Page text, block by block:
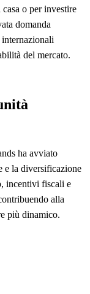
o per investire
domanda
internazionali
del mercato.
ha avviato
e la diversificazione
incentivi fiscali e
alla
più dinamico.